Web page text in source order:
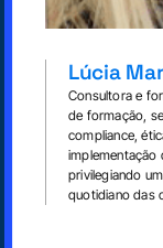
Lúcia
Consultora e
de formação,
compliance,
implementação
privilegiando
quotidiano das